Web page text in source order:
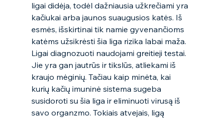
ligai didėja, todėl dažniausia užkrečiami yra
kačiukai arba jaunos suaugusios katės. Iš
esmės, išskirtinai tik namie gyvenančioms
katėms užsikrėsti šia liga rizika labai maža.
Ligai diagnozuoti naudojami greitieji testai.
Jie yra gan jautrūs ir tikslūs, atliekami iš
kraujo mėginių. Tačiau kaip minėta, kai
kurių kačių imuninė sistema sugeba
susidoroti su šia liga ir eliminuoti virusą iš
savo organzmo. Tokiais atvejais, ligą